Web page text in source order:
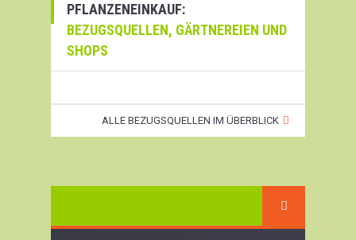
PFLANZENEINKAUF:
BEZUGSQUELLEN, GÄRTNEREIEN UND
SHOPS
ALLE BEZUGSQUELLEN IM ÜBERBLICK